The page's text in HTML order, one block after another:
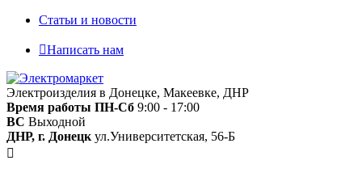
Статьи и новости
Написать нам
Электроизделия в Донецке, Макеевке, ДНР
Время работы ПН-Сб 9:00 - 17:00
ВС Выходной
ДНР, г. Донецк ул.Университетская, 56-Б